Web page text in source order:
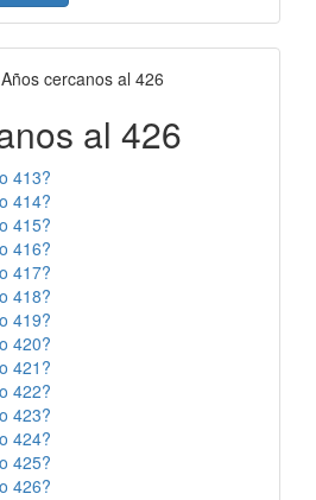
al 426
413?
414?
415?
416?
417?
418?
419?
420?
421?
422?
423?
424?
425?
426?